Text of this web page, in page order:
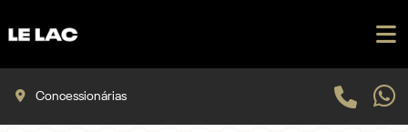
Concessionárias